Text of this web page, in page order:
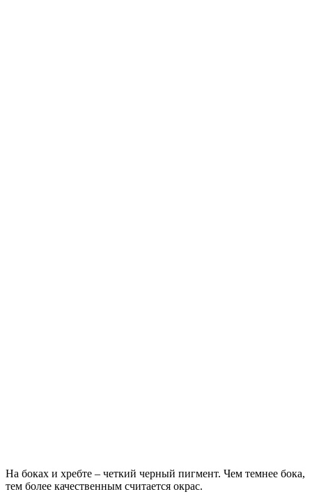
На боках и хребте – четкий черный пигмент. Чем темнее бока,
тем более качественным считается окрас.